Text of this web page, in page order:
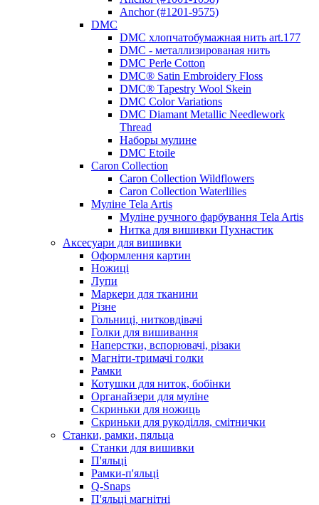
Anchor (#1201-9575)
DMC
DMC хлопчатобумажная нить art.177
DMC - металлизированая нить
DMC Perle Cotton
DMC® Satin Embroidery Floss
DMC® Tapestry Wool Skein
DMC Color Variations
DMC Diamant Metallic Needlework
Thread
Наборы мулине
DMC Etoile
Caron Collection
Caron Collection Wildflowers
Caron Collection Waterlilies
Муліне Tela Artis
Муліне ручного фарбування Tela Artis
Нитка для вишивки Пухнастик
Аксесуари для вишивки
Оформлення картин
Ножиці
Лупи
Маркери для тканини
Різне
Гольниці, нитковдівачі
Голки для вишивання
Наперстки, вспорювачі, різаки
Магніти-тримачі голки
Рамки
Котушки для ниток, бобінки
Органайзери для муліне
Скриньки для ножиць
Скриньки для рукоділля, смітнички
Станки, рамки, пяльца
Станки для вишивки
П'яльці
Рамки-п'яльці
Q-Snaps
П'яльці магнітні